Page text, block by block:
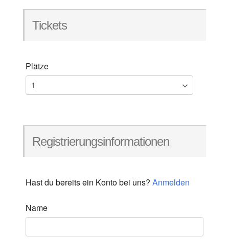
Tickets
Plätze
Registrierungsinformationen
Hast du bereits ein Konto bei uns? Anmelden
Name